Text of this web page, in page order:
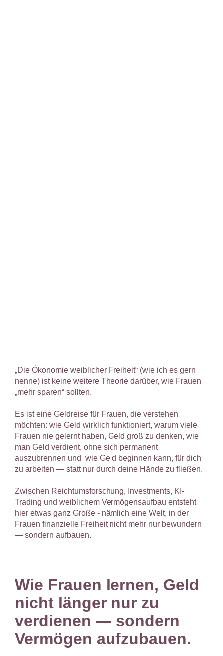
„Die Ökonomie weiblicher Freiheit“ (wie ich es gern
nenne) ist keine weitere Theorie darüber, wie Frauen
„mehr sparen“ sollten.
Es ist eine Geldreise für Frauen, die verstehen
möchten: wie Geld wirklich funktioniert, warum viele
Frauen nie gelernt haben, Geld groß zu denken, wie
man Geld verdient, ohne sich permanent
auszubrennen und wie Geld beginnen kann, für dich
zu arbeiten — statt nur durch deine Hände zu fließen.
Zwischen Reichtumsforschung, Investments, KI-
Trading und weiblichem Vermögensaufbau entsteht
hier etwas ganz Große - nämlich eine Welt, in der
Frauen finanzielle Freiheit nicht mehr nur bewundern
— sondern aufbauen.
Wie Frauen lernen, Geld
nicht länger nur zu
verdienen — sondern
Vermögen aufzubauen.